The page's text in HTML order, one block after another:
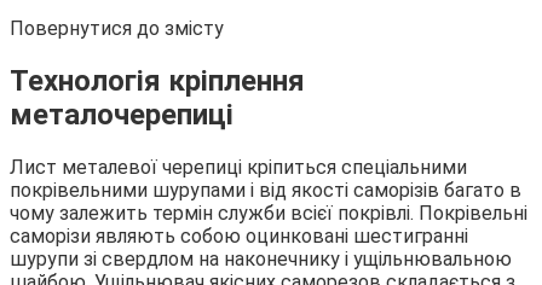
Повернутися до змісту
Технологія кріплення
металочерепиці
Лист металевої черепиці кріпиться спеціальними
покрівельними шурупами і від якості саморізів багато в
чому залежить термін служби всієї покрівлі. Покрівельні
саморізи являють собою оцинковані шестигранні
шурупи зі свердлом на наконечнику і ущільнювальною